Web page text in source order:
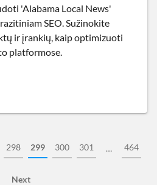
'Alabama Local News'
SEO. Sužinokite
ir įrankių, kaip optimizuoti
platformose.
298 299 300 301 … 464
Next